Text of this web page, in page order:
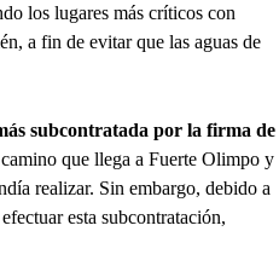
los lugares más críticos con
a fin de evitar que las aguas de
subcontratada por la firma de
que llega a Fuerte Olimpo y
realizar. Sin embargo, debido a
esta subcontratación,